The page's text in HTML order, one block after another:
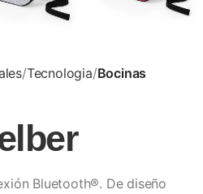
Tecnologia Bocinas
Bluetooth®. De diseño